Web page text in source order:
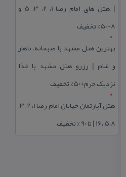
| هتل‌ های امام رضا 1، 2، 3، 5 و
8+50% تخفیف
بهترین هتل مشهد با صبحانه، ناهار
و شام | رزرو هتل مشهد با غذا
نزدیک حرم+50% تخفیف
هتل آپارتمان خیابان امام رضا 1، 2، 3،
5،8 ،16 | تا 90 % تخفیف